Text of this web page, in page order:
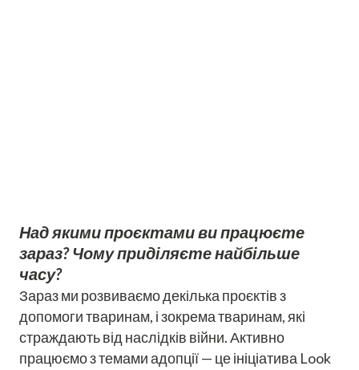
Над якими проєктами ви працюєте
зараз? Чому приділяєте найбільше
часу?
Зараз ми розвиваємо декілька проєктів з
допомоги тваринам, і зокрема тваринам, які
страждають від наслідків війни. Активно
працюємо з темами адопції — це ініціатива Look